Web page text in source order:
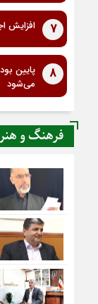
7 افزایش اجاره
8
پایین
می‌شود
فرهنگ و هنر